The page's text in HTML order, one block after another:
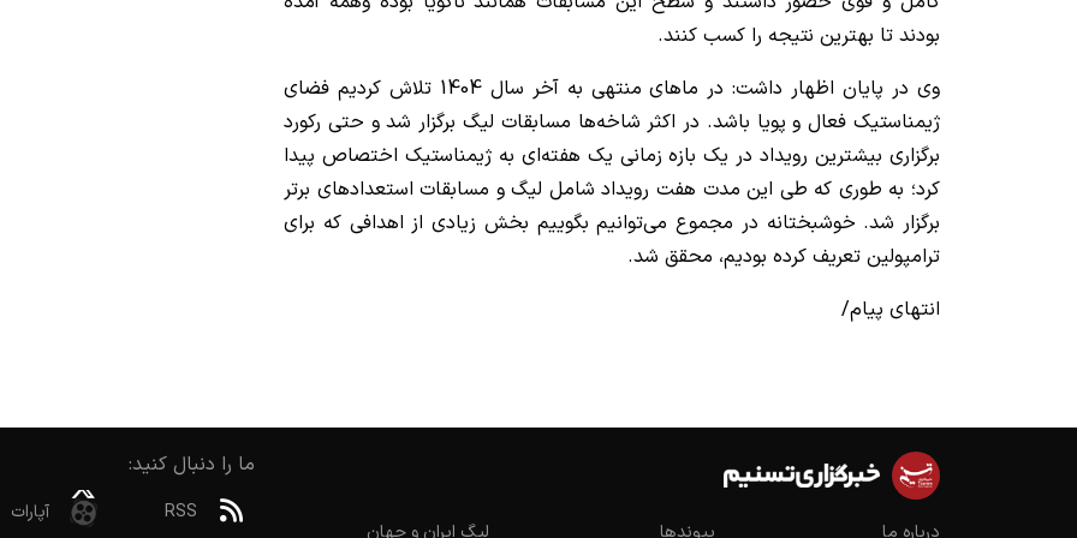
بودند تا بهترین نتیجه را کسب کنند.
وی در پایان اظهار داشت: در ماهای منتهی به آخر سال 1404 تلاش کردیم فضای
ژیمناستیک فعال و پویا باشد. در اکثر شاخه‌ها مسابقات لیگ برگزار شد و حتی رکورد
برگزاری بیشترین رویداد در یک بازه زمانی یک هفته‌ای به ژیمناستیک اختصاص پیدا
کرد؛ به طوری که طی این مدت هفت رویداد شامل لیگ و مسابقات استعدادهای برتر
برگزار شد. خوشبختانه در مجموع می‌توانیم بگوییم بخش زیادی از اهدافی که برای
ترامپولین تعریف کرده بودیم، محقق شد.
انتهای پیام/
درباره ما پیوندها لیگ ایران و جهان
ما را دنبال کنید:
RSS آپارات